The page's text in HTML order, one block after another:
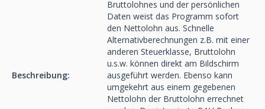
Beschreibung:
Bruttolohnes und der persönlichen
Daten weist das Programm sofort
den Nettolohn aus. Schnelle
Alternativberechnungen z.B. mit einer
anderen Steuerklasse, Bruttolohn
u.s.w. können direkt am Bildschirm
ausgeführt werden. Ebenso kann
umgekehrt aus einem gegebenen
Nettolohn der Bruttolohn errechnet